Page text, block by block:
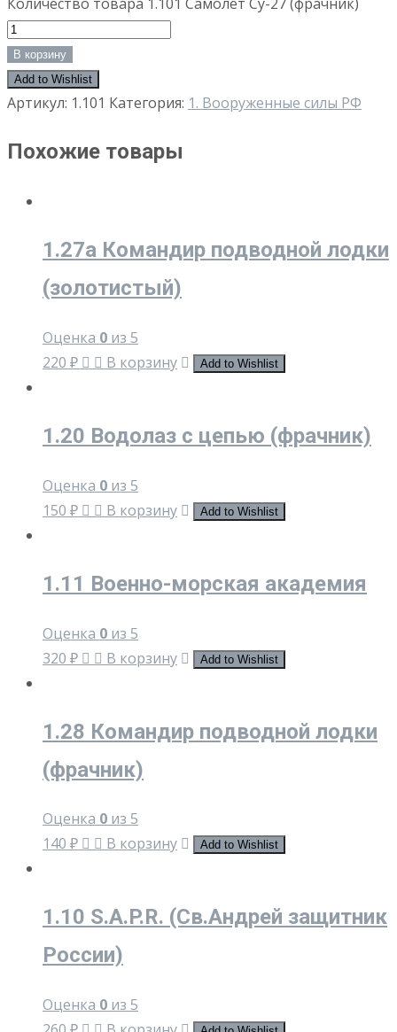
Количество товара 1.101 Самолет Су-27 (фрачник)
В корзину
Add to Wishlist
Артикул: 1.101 Категория: 1. Вооруженные силы РФ
Похожие товары
1.27a Командир подводной лодки
(золотистый)
Оценка 0 из 5
220 ₽ В корзину Add to Wishlist
1.20 Водолаз с цепью (фрачник)
Оценка 0 из 5
150 ₽ В корзину Add to Wishlist
1.11 Военно-морская академия
Оценка 0 из 5
320 ₽ В корзину Add to Wishlist
1.28 Командир подводной лодки
(фрачник)
Оценка 0 из 5
140 ₽ В корзину Add to Wishlist
1.10 S.A.P.R. (Св.Андрей защитник
России)
Оценка 0 из 5